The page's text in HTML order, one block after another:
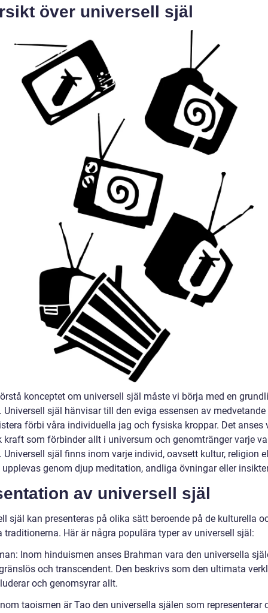
över universell själ
konceptet om universell själ måste vi börja med en
Universell själ hänvisar till den eviga essensen av
förbi våra individuella jag och fysiska kroppar. Det anses
kraft som förbinder allt i universum och genomtränger varje
Universell själ finns inom varje individ, oavsett kultur, religion
genom djup meditation, andliga övningar eller
av universell själ
själ kan presenteras på olika sätt beroende på de kulturella
traditionerna. Här är några populära typer av universell själ:
Inom hinduismen anses Brahman vara den universella
och transcendent. Den beskrivs som den ultimata
och genomsyrar allt.
taoismen är Tao den universella själen som representerar